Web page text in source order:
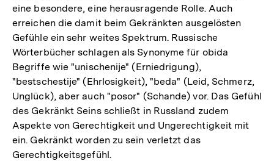
eine besondere, eine herausragende Rolle. Auch
erreichen die damit beim Gekränkten ausgelösten
Gefühle ein sehr weites Spektrum. Russische
Wörterbücher schlagen als Synonyme für obida
Begriffe wie "unischenije" (Erniedrigung),
"bestschestije" (Ehrlosigkeit), "beda" (Leid, Schmerz,
Unglück), aber auch "posor" (Schande) vor. Das Gefühl
des Gekränkt Seins schließt in Russland zudem
Aspekte von Gerechtigkeit und Ungerechtigkeit mit
ein. Gekränkt worden zu sein verletzt das
Gerechtigkeitsgefühl.